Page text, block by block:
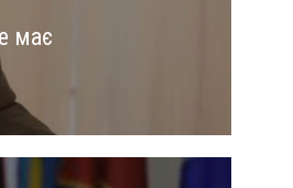
має